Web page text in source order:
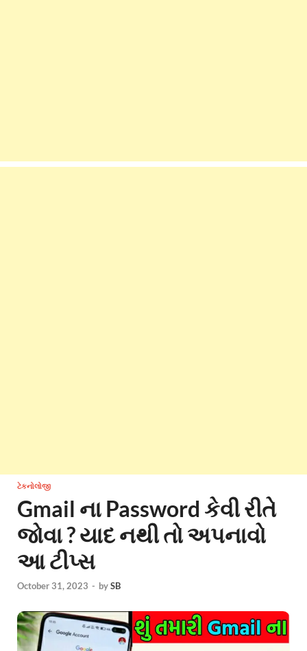
ટેકનોલોજી
Gmail ના Password કેવી રીતે
જોવા ? યાદ નથી તો અપનાવો
આ ટીપ્સ
October 31, 2023 - bySB